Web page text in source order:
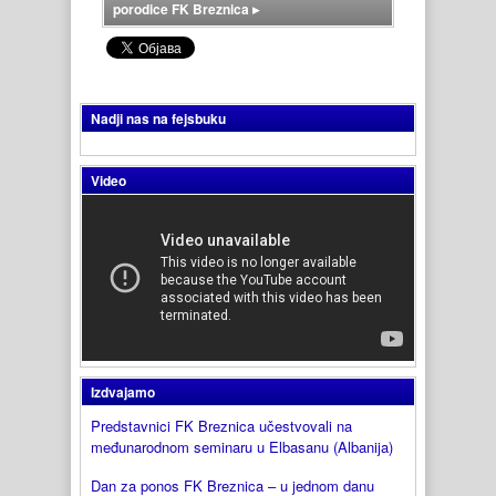
porodice FK Breznica ▸
Nadji nas na fejsbuku
Video
Izdvajamo
Predstavnici FK Breznica učestvovali na
međunarodnom seminaru u Elbasanu (Albanija)
Dan za ponos FK Breznica – u jednom danu